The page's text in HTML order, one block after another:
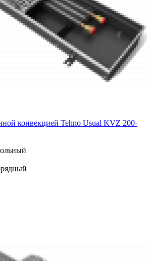
конвекцией Tehno Usual KVZ 200-